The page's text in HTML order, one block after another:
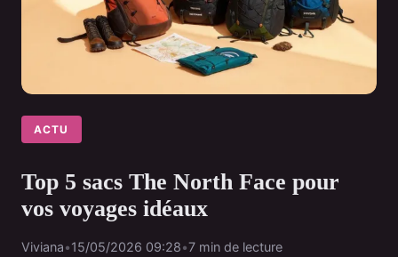
ACTU
Top 5 sacs The North Face pour
vos voyages idéaux
Viviana•15/05/2026 09:28•7 min de lecture